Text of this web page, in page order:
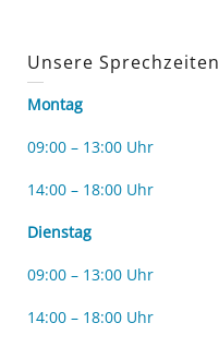
Unsere Sprechzeiten
Montag
09:00 – 13:00 Uhr
14:00 – 18:00 Uhr
Dienstag
09:00 – 13:00 Uhr
14:00 – 18:00 Uhr